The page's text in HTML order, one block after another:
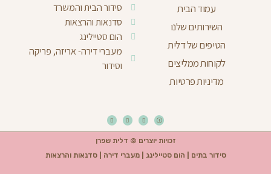
עמוד הבית
השירותים שלנו
הטיפים של דלית
לקוחות ממליצים
מדיניות פרטיות
סידור הבית והמשרד
סדנאות והרצאות
הום סטיילינג
מעברי דירה- אריזה, פריקה
וסידור
זכויות יוצרים © דלית שפרן
סידור בתים | הום סטיילינג | מעברי דירה | סדנאות והרצאות